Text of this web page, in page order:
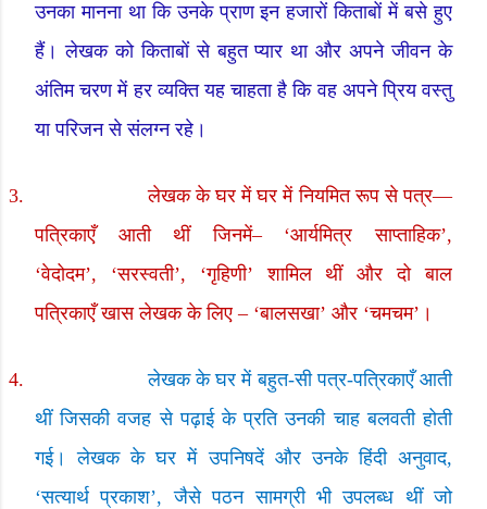
उनका मानना था कि उनके प्राण इन हजारों किताबों में बसे हुए
हैं। लेखक को किताबों से बहुत प्यार था और अपने जीवन के
अंतिम चरण में हर व्यक्ति यह चाहता है कि वह अपने प्रिय वस्तु
या परिजन से संलग्न रहे।
3. लेखक के घर में घर में नियमित रूप से पत्र—
पत्रिकाएँ आती थीं जिनमें– ‘आर्यमित्र साप्ताहिक’,
‘वेदोदम’, ‘सरस्वती’, ‘गृहिणी’शामिल थीं और दो बाल
पत्रिकाएँ खास लेखक के लिए – ‘बालसखा’ और ‘चमचम’ ।
4.
लेखक के घर में बहुत-सी पत्र-पत्रिकाएँ आती
थीं जिसकी वजह से पढ़ाई के प्रति उनकी चाह बलवती होती
गई। लेखक के घर में उपनिषदें और उनके हिंदी अनुवाद,
‘सत्यार्थ प्रकाश’,जैसे पठन सामग्री भी उपलब्ध थीं जो